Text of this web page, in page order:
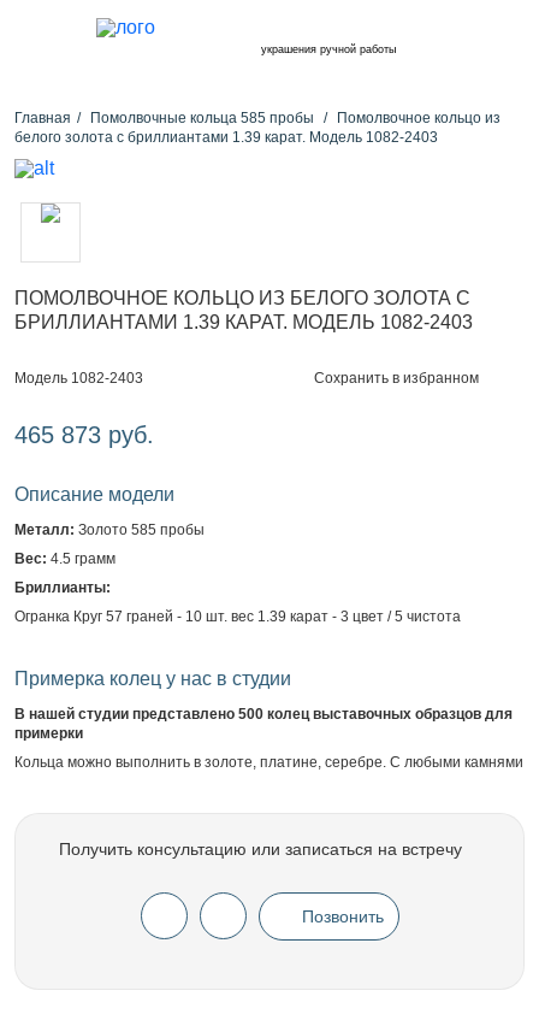
украшения ручной работы
Главная Помолвочные кольца 585 пробы
Помолвочное кольцо из
белого золота с бриллиантами 1.39 карат. Модель 1082-2403
ПОМОЛВОЧНОЕ КОЛЬЦО ИЗ БЕЛОГО ЗОЛОТА С
БРИЛЛИАНТАМИ 1.39 КАРАТ. МОДЕЛЬ 1082-2403
Модель 1082-2403 Сохранить в избранном
465 873 руб.
Описание модели
Металл: Золото 585 пробы
Вес: 4.5 грамм
Бриллианты:
Огранка Круг 57 граней - 10 шт. вес 1.39 карат - 3 цвет / 5 чистота
Примерка колец у нас в студии
В нашей студии представлено 500 колец выставочных образцов для
примерки
Кольца можно выполнить в золоте, платине, серебре. С любыми камнями
Получить консультацию или записаться на встречу
Позвонить